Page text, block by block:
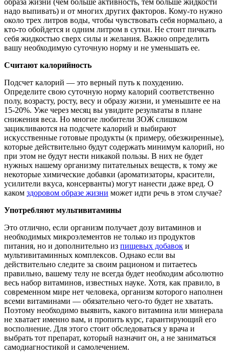
надо выпивать) и от многих других факторов. Кому-то нужно
около трех литров воды, чтобы чувствовать себя нормально, а
кто-то обойдется и одним литром в сутки. Не стоит пичкать
себя жидкостью сверх силы и желания. Важно определить
вашу необходимую суточную норму и не уменьшать ее.
Считают калорийность
Подсчет калорий — это верный путь к похудению.
Определите свою суточную норму калорий соответственно
полу, возрасту, росту, весу и образу жизни, и уменьшите ее на
15-20%. Уже через месяц вы увидите результаты в плане
снижения веса. Но многие любители ЗОЖ слишком
зацикливаются на подсчете калорий и выбирают
искусственные готовые продукты (к примеру, обезжиренные),
которые действительно будут содержать минимум калорий, но
при этом не будут нести никакой пользы. В них не будет
нужных нашему организму питательных веществ, к тому же
некоторые химические добавки (ароматизаторы, красители,
усилители вкуса, консерванты) могут нанести даже вред. О
каком здоровом образе жизни может идти речь в этом случае?
Употребляют мультивитамины
Это отлично, если организм получает дозу витаминов и
необходимых микроэлементов не только из продуктов
питания, но и дополнительно из пищевых добавок и
мультивитаминных комплексов. Однако если вы
действительно следите за своим рационом и питаетесь
правильно, вашему телу не всегда будет необходим абсолютно
весь набор витаминов, известных науке. Хотя, как правило, в
современном мире нет человека, организм которого наполнен
всеми витаминами — обязательно чего-то будет не хватать.
Поэтому необходимо выявить, какого витамина или минерала
не хватает именно вам, и пропить курс, гарантирующий его
восполнение. Для этого стоит обследоваться у врача и
выбрать тот препарат, который назначит он, а не заниматься
самодиагностикой и самолечением.